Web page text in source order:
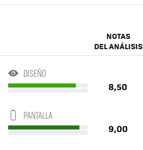
NOTAS
DEL ANÁLISIS
DISEÑO
8,50
PANTALLA
9,00